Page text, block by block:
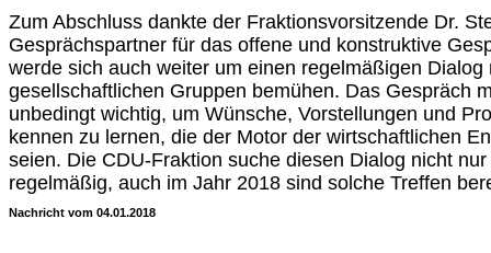
Zum Abschluss dankte der Fraktionsvorsitzende Dr.
Gesprächspartner für das offene und konstruktive
werde sich auch weiter um einen regelmäßigen Dialog
gesellschaftlichen Gruppen bemühen. Das Gespräch
unbedingt wichtig, um Wünsche, Vorstellungen und
kennen zu lernen, die der Motor der wirtschaftlichen
seien. Die CDU-Fraktion suche diesen Dialog nicht
regelmäßig, auch im Jahr 2018 sind solche Treffen
Nachricht vom 04.01.2018